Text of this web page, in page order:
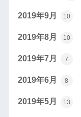
2019年9月 10
2019年8月 10
2019年7月 7
2019年6月 8
2019年5月 13